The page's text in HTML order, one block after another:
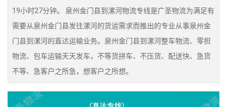
19小时27分钟。 泉州金门县到漯河物流专线是广圣物流为满足有
需要从泉州金门县发往漯河的货运需求而推出的专业从事泉州金
门县到漯河的直达运输业务。泉州金门县到漯河整车物流、零担
物流、包车运输天天发车，不等货拼车、不压货、配送快、急货
不等、急客户之所急，想客户之所想。